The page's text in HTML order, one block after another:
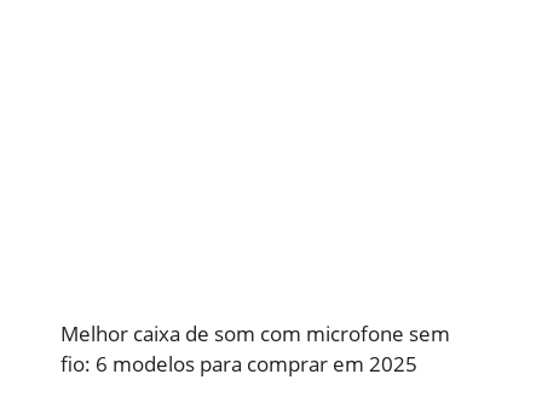
Melhor caixa de som com microfone sem
fio: 6 modelos para comprar em 2025